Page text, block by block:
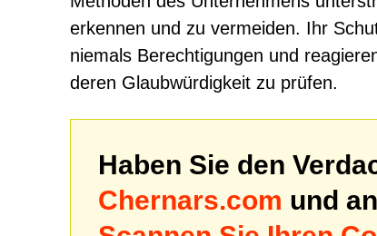
erkennen und zu vermeiden. Ihr
niemals Berechtigungen und
deren Glaubwürdigkeit zu prüfen.
Haben Sie den
Chernars.com und